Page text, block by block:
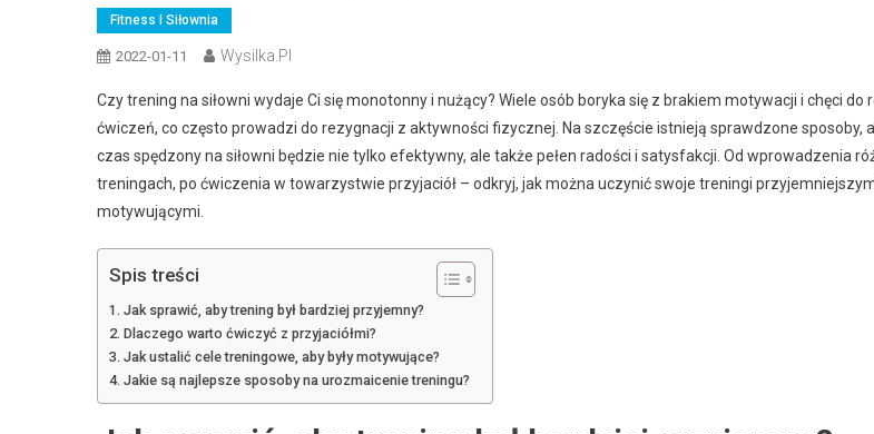
Fitness I Siłownia
2022-01-11 Wysilka.pl
Czy trening na siłowni wydaje Ci się monotonny i nużący? Wiele osób boryka się z brakiem motywacji i chęci do
ćwiczeń, co często prowadzi do rezygnacji z aktywności fizycznej. Na szczęście istnieją sprawdzone sposoby,
czas spędzony na siłowni będzie nie tylko efektywny, ale także pełen radości i satysfakcji. Od wprowadzenia
treningach, po ćwiczenia w towarzystwie przyjaciół – odkryj, jak można uczynić swoje treningi
motywującymi.
Spis treści
Jak sprawić, aby trening był bardziej przyjemny?
Dlaczego warto ćwiczyć z przyjaciółmi?
Jak ustalić cele treningowe, aby były motywujące?
Jakie są najlepsze sposoby na urozmaicenie treningu?